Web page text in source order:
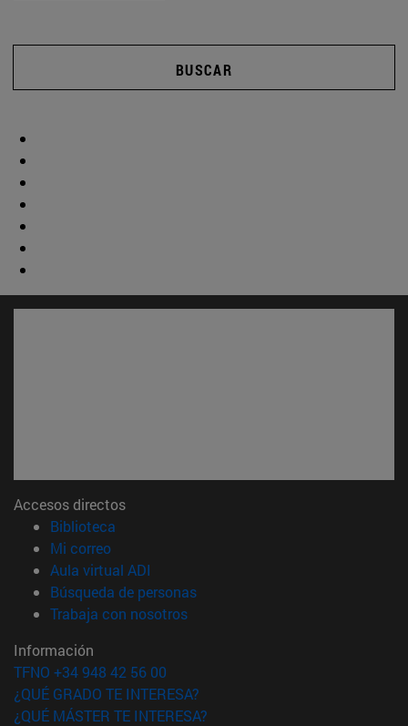
BUSCAR
Accesos directos
Biblioteca
Mi correo(abre en nueva ventana)
Aula virtual ADI
Búsqueda de personas(abre en nueva ventana)
Trabaja con nosotros(abre en nueva ventana)
Información
TFNO +34 948 42 56 00
¿QUÉ GRADO TE INTERESA?
¿QUÉ MÁSTER TE INTERESA?